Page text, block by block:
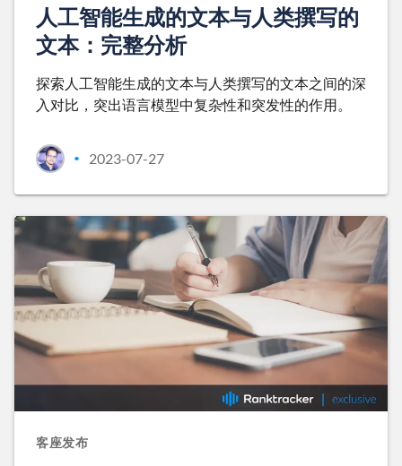
人工智能生成的文本与人类撰写的
文本：完整分析
探索人工智能生成的文本与人类撰写的文本之间的深
入对比，突出语言模型中复杂性和突发性的作用。
• 2023-07-27
客座发布